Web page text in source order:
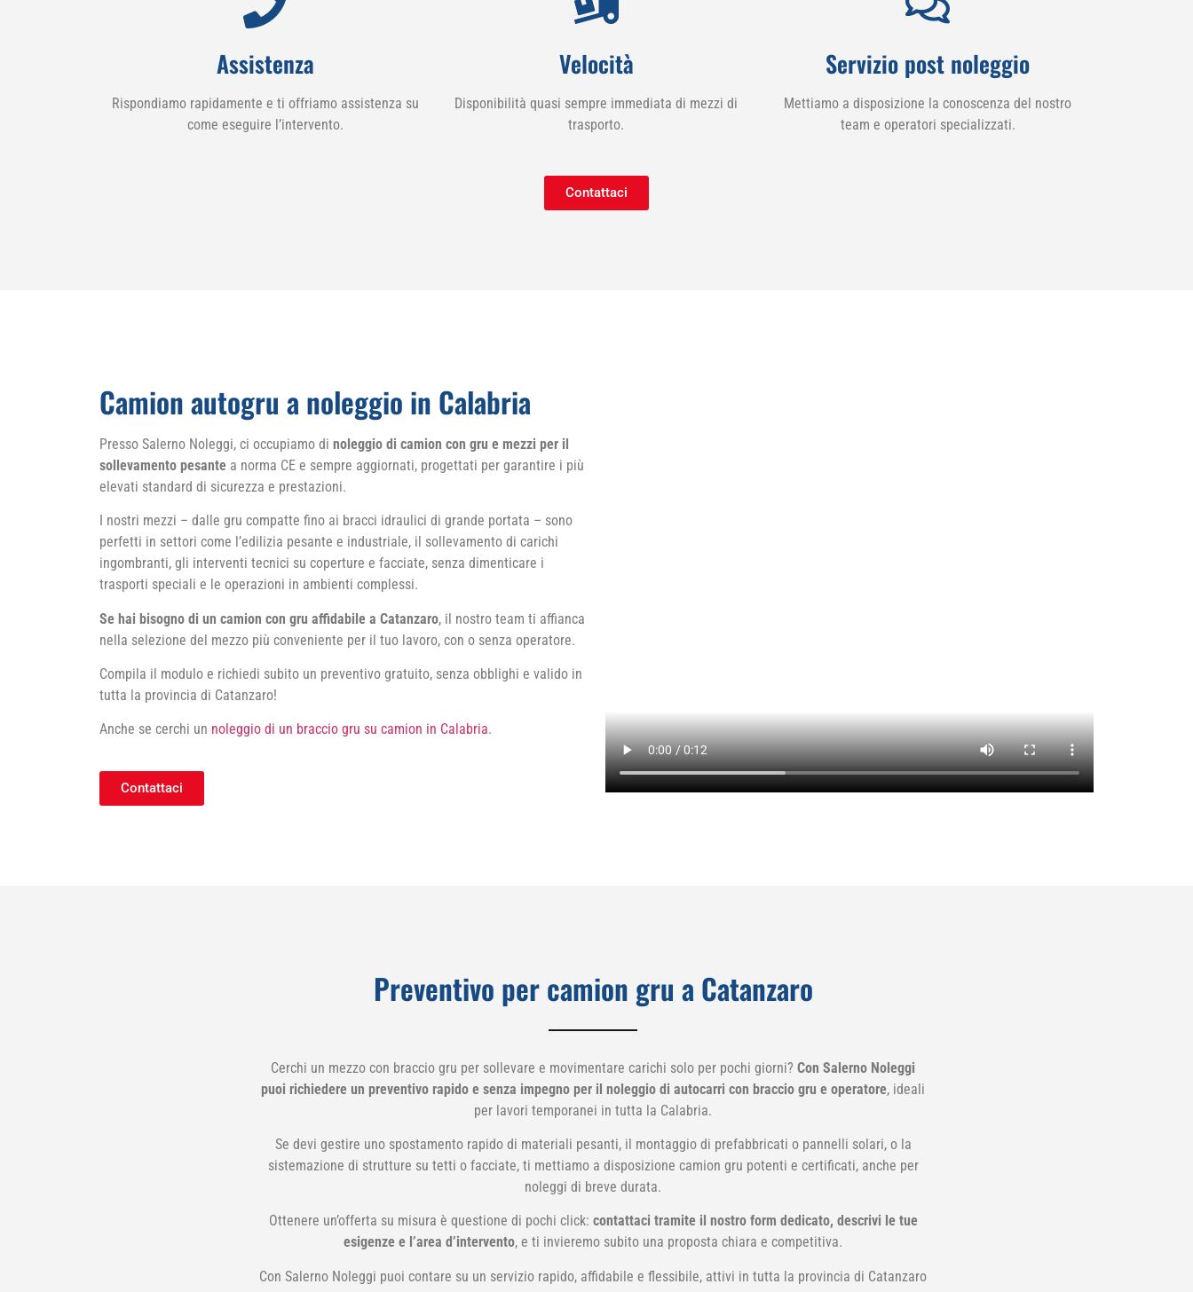
Assistenza
Rispondiamo rapidamente e ti offriamo assistenza su
come eseguire l’intervento.
Velocità
Disponibilità quasi sempre immediata di mezzi di
trasporto.
Servizio post noleggio
Mettiamo a disposizione la conoscenza del nostro
team e operatori specializzati.
Contattaci
Camion autogru a noleggio in Calabria
Presso Salerno Noleggi, ci occupiamo di noleggio di camion con gru e mezzi per il
sollevamento pesante a norma CE e sempre aggiornati, progettati per garantire i più
elevati standard di sicurezza e prestazioni.
I nostri mezzi – dalle gru compatte fino ai bracci idraulici di grande portata – sono
perfetti in settori come l’edilizia pesante e industriale, il sollevamento di carichi
ingombranti, gli interventi tecnici su coperture e facciate, senza dimenticare i
trasporti speciali e le operazioni in ambienti complessi.
Se hai bisogno di un camion con gru affidabile a Catanzaro, il nostro team ti affianca
nella selezione del mezzo più conveniente per il tuo lavoro, con o senza operatore.
Compila il modulo e richiedi subito un preventivo gratuito, senza obblighi e valido in
tutta la provincia di Catanzaro!
Anche se cerchi un noleggio di un braccio gru su camion in Calabria.
Contattaci
Preventivo per camion gru a Catanzaro
Cerchi un mezzo con braccio gru per sollevare e movimentare carichi solo per pochi giorni?Con Salerno Noleggi
puoi richiedere un preventivo rapido e senza impegno per il noleggio di autocarri con braccio gru e operatore, ideali
per lavori temporanei in tutta la Calabria.
Se devi gestire uno spostamento rapido di materiali pesanti, il montaggio di prefabbricati o pannelli solari, o la
sistemazione di strutture su tetti o facciate, ti mettiamo a disposizione camion gru potenti e certificati, anche per
noleggi di breve durata.
Ottenere un’offerta su misura è questione di pochi click: contattaci tramite il nostro form dedicato, descrivi le tue
esigenze e l’area d’intervento, e ti invieremo subito una proposta chiara e competitiva.
Con Salerno Noleggi puoi contare su un servizio rapido, affidabile e flessibile, attivi in tutta la provincia di Catanzaro